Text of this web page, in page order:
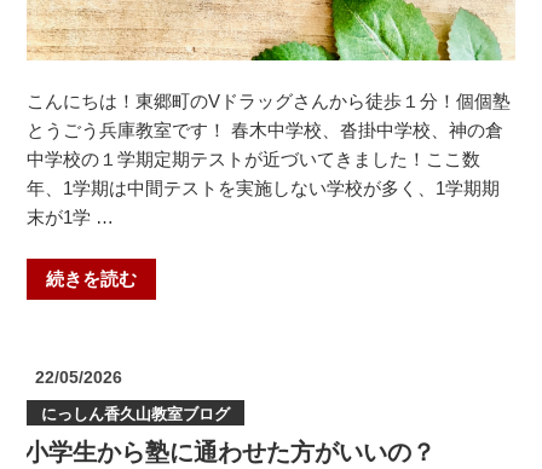
こんにちは！東郷町のVドラッグさんから徒歩１分！個個塾
とうごう兵庫教室です！ 春木中学校、沓掛中学校、神の倉
中学校の１学期定期テストが近づいてきました！ここ数
年、1学期は中間テストを実施しない学校が多く、1学期期
末が1学 …
“中
学
期
テ
続きを読む
投
日:
22/05/2026
にっしん香久山教室ブログ
小学生から塾に通わせた方がいいの？